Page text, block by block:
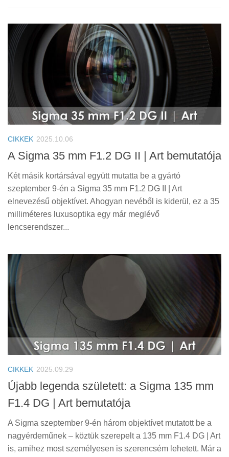
CIKKEK 2025.10.06
A Sigma 35 mm F1.2 DG II | Art bemutatója
Két másik kortársával együtt mutatta be a gyártó
szeptember 9-én a Sigma 35 mm F1.2 DG II | Art
elnevezésű objektívet. Ahogyan nevéből is kiderül, ez a 35
milliméteres luxusoptika egy már meglévő
lencserendszer...
CIKKEK 2025.09.29
Újabb legenda született: a Sigma 135 mm
F1.4 DG | Art bemutatója
A Sigma szeptember 9-én három objektívet mutatott be a
nagyérdeműnek – köztük szerepelt a 135 mm F1.4 DG | Art
is, amihez most személyesen is szerencsém lehetett. Már a